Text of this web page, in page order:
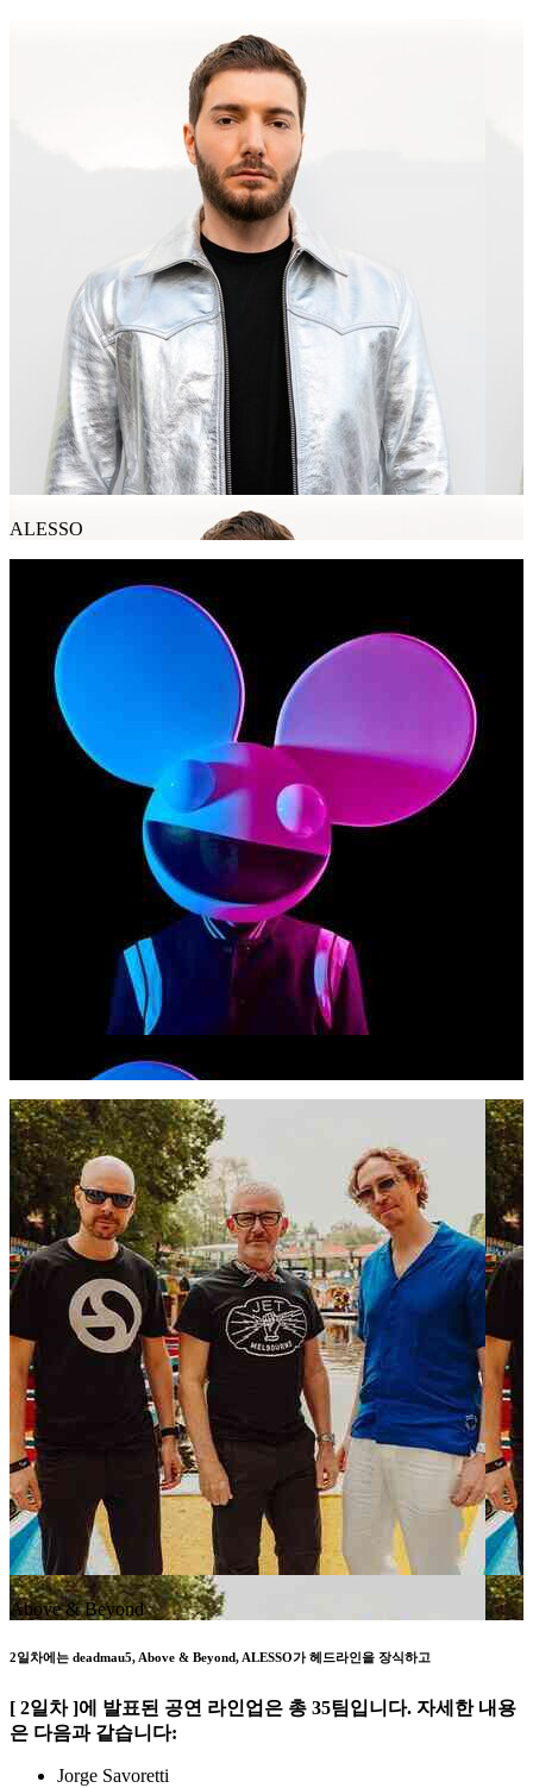
ALESSO
Above & Beyond
2일차에는 deadmau5, Above & Beyond, ALESSO가 헤드라인을 장식하고
[ 2일차 ]에 발표된 공연 라인업은 총 35팀입니다. 자세한 내용
은 다음과 같습니다:
Jorge Savoretti